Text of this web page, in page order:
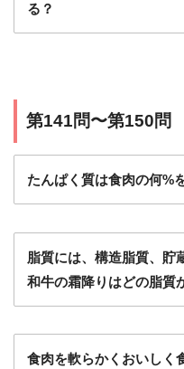
る？
第141問〜第150問
たんぱく質は食肉の何%
脂質には、構造脂質、貯
和牛の霜降りはどの脂質
食肉を軟らかくおいしく